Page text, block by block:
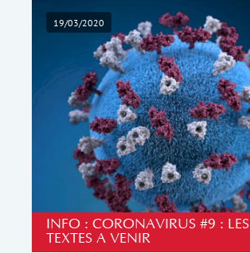
19/03/2020
INFO : CORONAVIRUS #9 : LES
TEXTES A VENIR